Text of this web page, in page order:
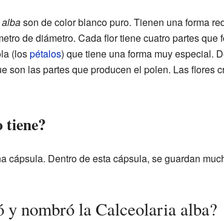
son de color blanco puro. Tienen una forma
de diámetro. Cada flor tiene cuatro partes que
(lospétalos) que tiene una forma muy especial.
son las partes que producen el polen. Las flores
tiene?
cápsula. Dentro de esta cápsula, se guardan
y nombró la Calceolaria alba?